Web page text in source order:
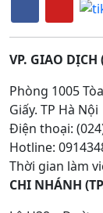
VP. GIAO DỊCH
Phòng 1005
Giấy. TP Hà Nội
Điện thoại:
Hotline:
Thời gian làm
CHI NHÁNH